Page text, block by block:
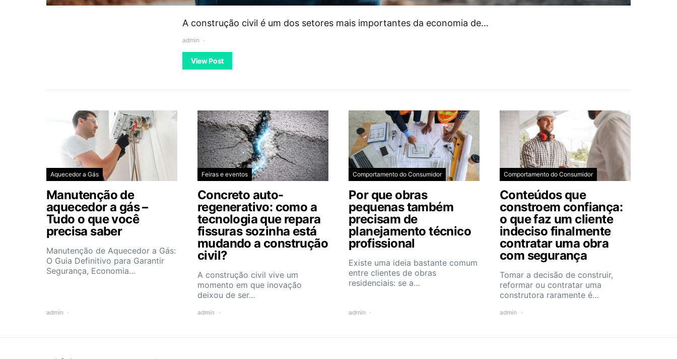
A construção civil é um dos setores mais importantes da economia de…
admin
View Post
Aquecedor a Gás
Manutenção de
aquecedor a gás –
Tudo o que você
precisa saber
Manutenção de Aquecedor a Gás:
O Guia Definitivo para Garantir
Segurança, Economia…
admin
Feiras e eventos
Concreto auto-
regenerativo: como a
tecnologia que repara
fissuras sozinha está
mudando a construção
civil?
A construção civil vive um
momento em que inovação
deixou de ser…
admin
Comportamento do Consumidor
Por que obras
pequenas também
precisam de
planejamento técnico
profissional
Existe uma ideia bastante comum
entre clientes de obras
residenciais: se a…
admin
Comportamento do Consumidor
Conteúdos que
constroem confiança:
o que faz um cliente
indeciso finalmente
contratar uma obra
com segurança
Tomar a decisão de construir,
reformar ou contratar uma
construtora raramente é…
admin